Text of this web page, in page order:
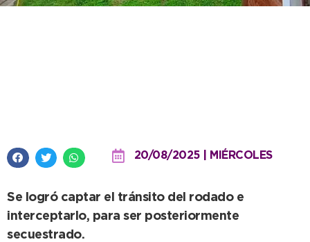
20/08/2025 | MIÉRCOLES
Se logró captar el tránsito del rodado e
interceptarlo, para ser posteriormente
secuestrado.